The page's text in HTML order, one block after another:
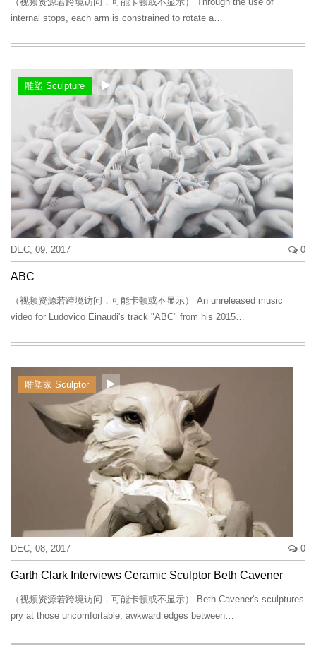
internal stops, each arm is constrained to rotate a…
雕塑 Sculpture
DEC, 09, 2017 0
ABC
（视频资源若跨境访问，可能卡顿或不显示） An unreleased music
video for Ludovico Einaudi's track "ABC" from his 2015…
雕塑家 Sculptor
DEC, 08, 2017 0
Garth Clark Interviews Ceramic Sculptor Beth Cavener
（视频资源若跨境访问，可能卡顿或不显示） Beth Cavener's sculptures
pry at those uncomfortable, awkward edges between…